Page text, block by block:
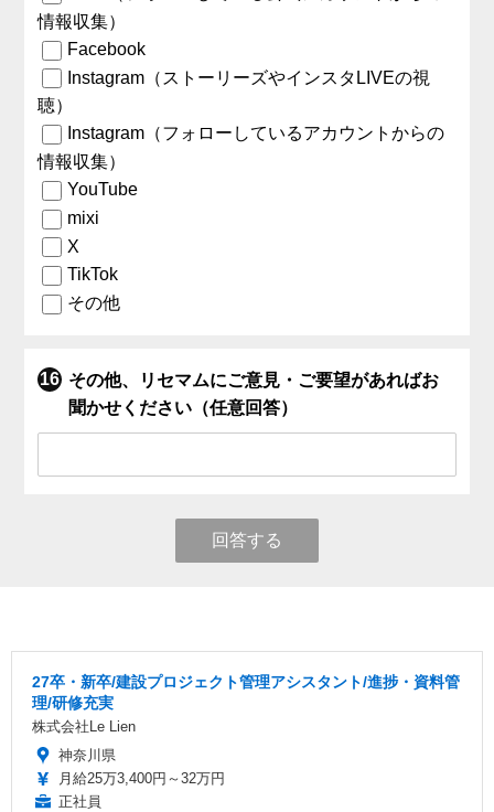
情報収集）
Facebook
Instagram（ストーリーズやインスタLIVEの視
聴）
Instagram（フォローしているアカウントからの
情報収集）
YouTube
mixi
X
TikTok
その他
その他、リセマムにご意見・ご要望があればお
聞かせください（任意回答）
回答する
27卒・新卒/建設プロジェクト管理アシスタント/進捗・資料管
理/研修充実
株式会社Le Lien
神奈川県
月給25万3,400円～32万円
正社員